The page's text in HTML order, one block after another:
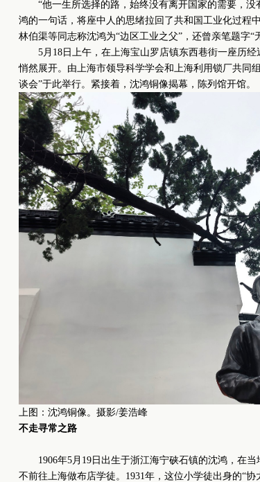
“他一生所选择的路，始终没有离开国家的需要，没
鸿的一句话，将座中人的思绪拉回了共和国工业化过程
林伯渠等同志称沈鸿为“边区工业之父”，还曾亲笔题字“
5月18日上午，在上海宝山罗店镇东西巷街一座历经
悄然展开。由上海市领导科学学会和上海利用锁厂共同
谈会”于此举行。紧接着，沈鸿铜像揭幕，陈列馆开馆。
上图：沈鸿铜像。摄影/姜浩峰
不走寻常之路
1906年5月19日出生于浙江海宁硖石镇的沈鸿，在当
不前往上海做布店学徒。1931年，这位小学徒出身的“